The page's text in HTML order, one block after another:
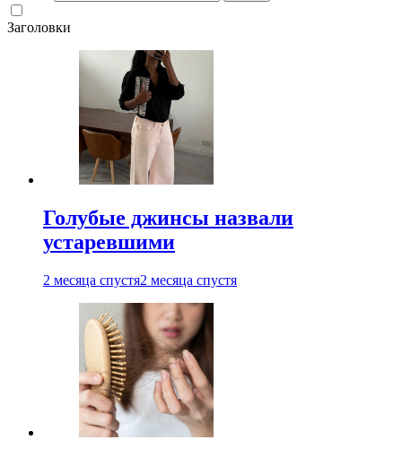
Заголовки
Голубые джинсы назвали
устаревшими
2 месяца спустя2 месяца спустя